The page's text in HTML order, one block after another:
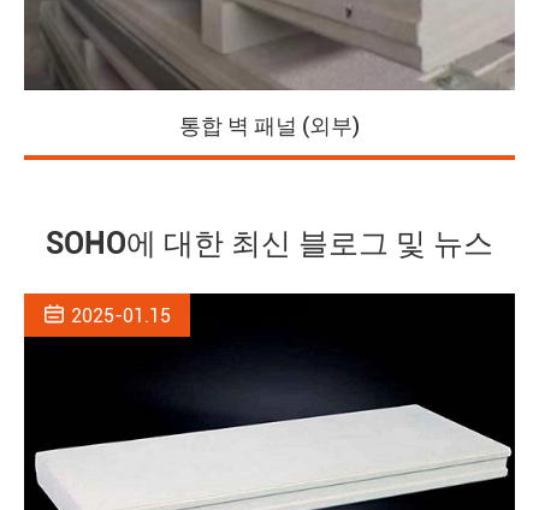
통합 벽 패널 (외부)
SOHO에 대한 최신 블로그 및 뉴스
 2025-01.15